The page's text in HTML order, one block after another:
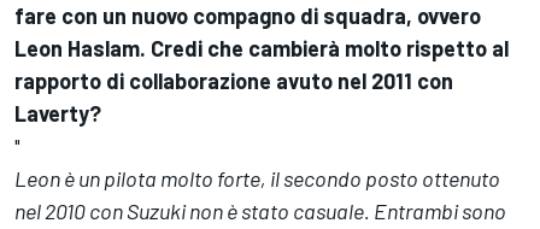
fare con un nuovo compagno di squadra, ovvero
Leon Haslam. Credi che cambierà molto rispetto al
rapporto di collaborazione avuto nel 2011 con
Laverty?
"
Leon è un pilota molto forte, il secondo posto ottenuto
nel 2010 con Suzuki non è stato casuale. Entrambi sono